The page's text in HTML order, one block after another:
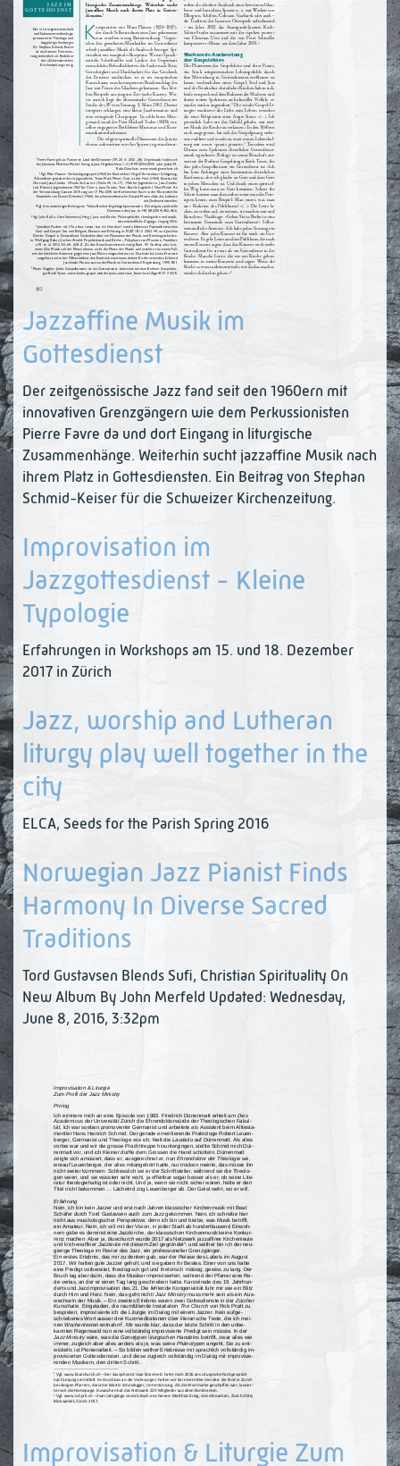
Jazzaffine Musik im
Gottesdienst
Der zeitgenössische Jazz fand seit den 1960ern mit
innovativen Grenzgängern wie dem Perkus­sionisten
Pierre Favre da und dort Eingang in liturgische
Zusammenhänge. Weiterhin sucht jazzaffine Musik nach
ihrem Platz in Gottes­diensten. Ein Beitrag von Stephan
Schmid-Keiser für die Schweizer Kirchenzeitung.
Improvisation im
Jazzgottesdienst - Kleine
Typologie
Erfahrungen in Workshops am 15. und 18. Dezember
2017 in Zürich
Jazz, worship and Lutheran
liturgy play well together in the
city
ELCA, Seeds for the Parish Spring 2016
Norwegian Jazz Pianist Finds
Harmony In Diverse Sacred
Traditions
Tord Gustavsen Blends Sufi, Christian Spirituality On
New Album By John Merfeld Updated: Wednesday,
June 8, 2016, 3:32pm
Improvisation & Liturgie Zum